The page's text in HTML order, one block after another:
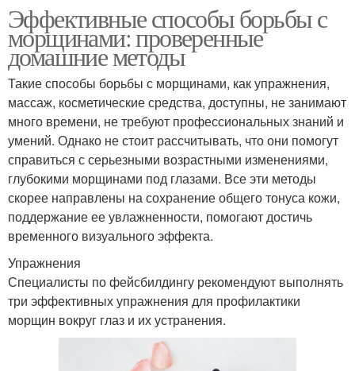
Эффективные способы борьбы с
морщинами: проверенные
домашние методы
Такие способы борьбы с морщинами, как упражнения,
массаж, косметические средства, доступны, не занимают
много времени, не требуют профессиональных знаний и
умений. Однако не стоит рассчитывать, что они помогут
справиться с серьезными возрастными изменениями,
глубокими морщинами под глазами. Все эти методы
скорее направлены на сохранение общего тонуса кожи,
поддержание ее увлажненности, помогают достичь
временного визуального эффекта.
Упражнения
Специалисты по фейсбилдингу рекомендуют выполнять
три эффективных упражнения для профилактики
морщин вокруг глаз и их устранения.